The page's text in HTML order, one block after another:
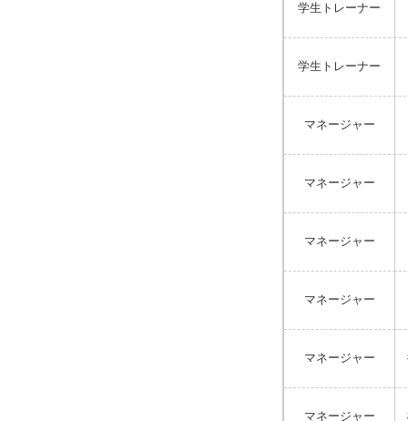
学生トレーナー
学生トレーナー
マネージャー
マネージャー
マネージャー
マネージャー
マネージャー
マネージャー